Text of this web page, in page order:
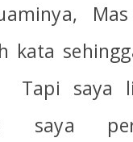
kata
Tapi saya
saya